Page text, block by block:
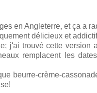
en Angleterre, et ça a
délicieux et
j'ai trouvé cette version
remplacent les
beurre-crème-